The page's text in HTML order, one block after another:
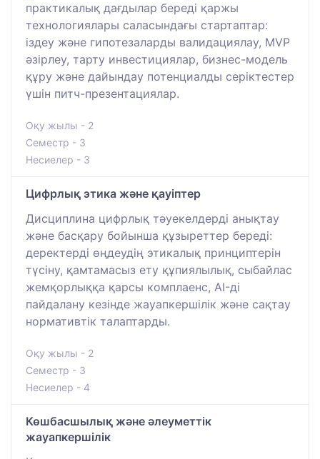
практикалық дағдылар береді қаржы
технологиялары саласындағы стартаптар:
іздеу және гипотезаларды валидациялау, MVP
әзірлеу, тарту инвестициялар, бизнес-модель
құру және дайындау потенциалды серіктестер
үшін питч-презентациялар.
Оқу жылы - 2
Семестр - 3
Несиелер - 3
Цифрлық этика және қауіптер
Дисциплина цифрлық тәуекелдерді анықтау
және басқару бойынша құзыреттер береді:
деректерді өңдеудің этикалық принциптерін
түсіну, қамтамасыз ету құпиялылық, сыбайлас
жемқорлыққа қарсы комплаенс, AI-ді
пайдалану кезінде жауапкершілік және сақтау
нормативтік талаптарды.
Оқу жылы - 2
Семестр - 3
Несиелер - 4
Көшбасшылық және әлеуметтік
жауапкершілік